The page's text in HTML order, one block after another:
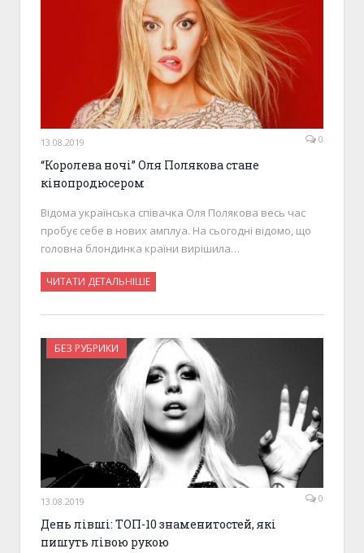
13.08.2019 0
“Королева ночі” Оля Полякова стане
кінопродюсером
Відома українська співачка Оля Полякова весь час
пробує себе в нових амплуа. На сьогодні відомо, що
головна блондинка країни вирішила…
ЧИТАТИ ДЕТАЛЬНІШЕ
БЕЗ РУБРИКИ
13.08.2019 0
День лівші: ТОП-10 знаменитостей, які
пишуть лівою рукою